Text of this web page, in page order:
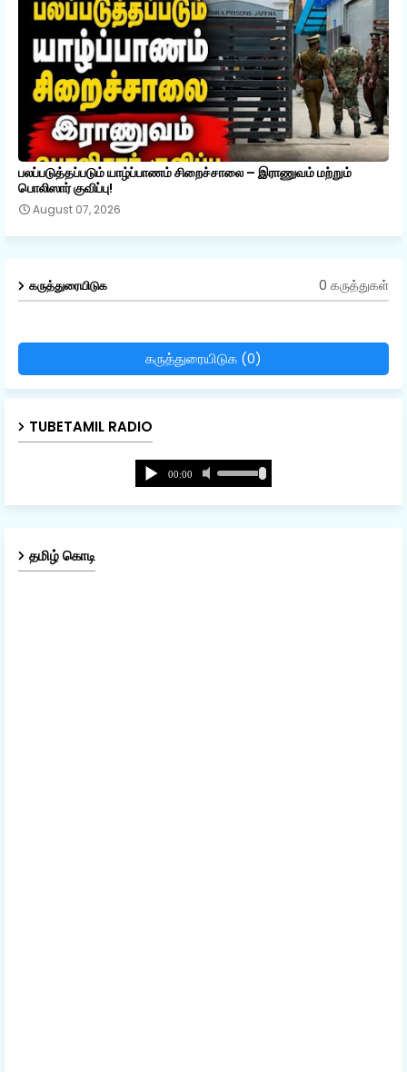
பலப்படுத்தப்படும் யாழ்ப்பாணம் சிறைச்சாலை – இராணுவம் மற்றும்
பொலிஸார் குவிப்பு!
August 07, 2026
கருத்துரையிடுக 0 கருத்துகள்
கருத்துரையிடுக (0)
TUBETAMIL RADIO
தமிழ் கொடி